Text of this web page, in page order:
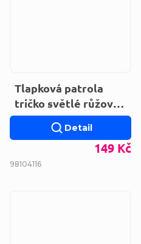
Tlapková patrola
tričko světlé růžové
tenké VH1325
149 Kč
Detail
98104116